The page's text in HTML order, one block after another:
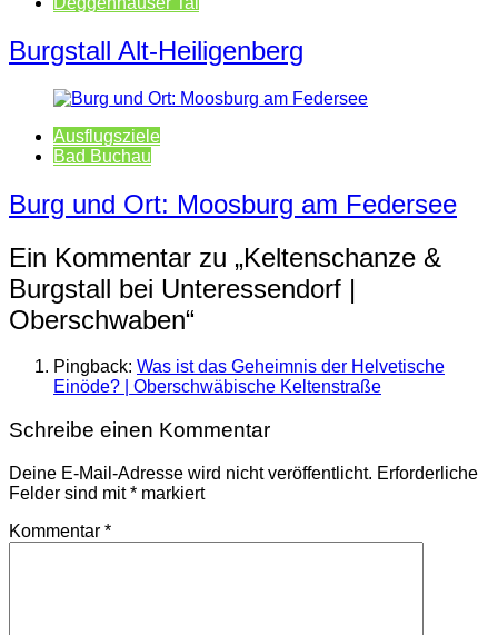
Burgstall Alt-Heiligenberg
Ausflugsziele
Bad Buchau
Burg und Ort: Moosburg am Federsee
Ein Kommentar zu „Keltenschanze &
Burgstall bei Unteressendorf |
Oberschwaben“
Pingback: Was ist das Geheimnis der Helvetische
Einöde? | Oberschwäbische Keltenstraße
Schreibe einen Kommentar
Deine E-Mail-Adresse wird nicht veröffentlicht. Erforderliche
Felder sind mit* markiert
Kommentar *